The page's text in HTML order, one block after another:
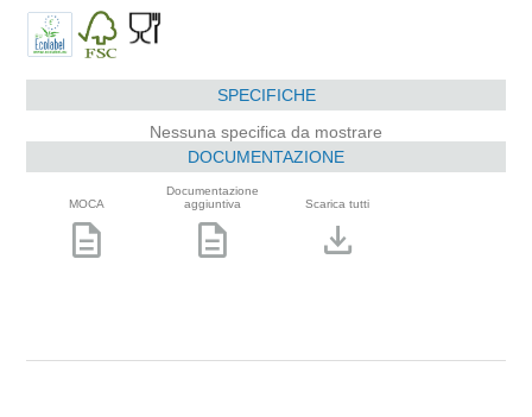
SPECIFICHE
Nessuna specifica da mostrare
DOCUMENTAZIONE
MOCA
description
Documentazione
aggiuntiva
description
Scarica tutti
download